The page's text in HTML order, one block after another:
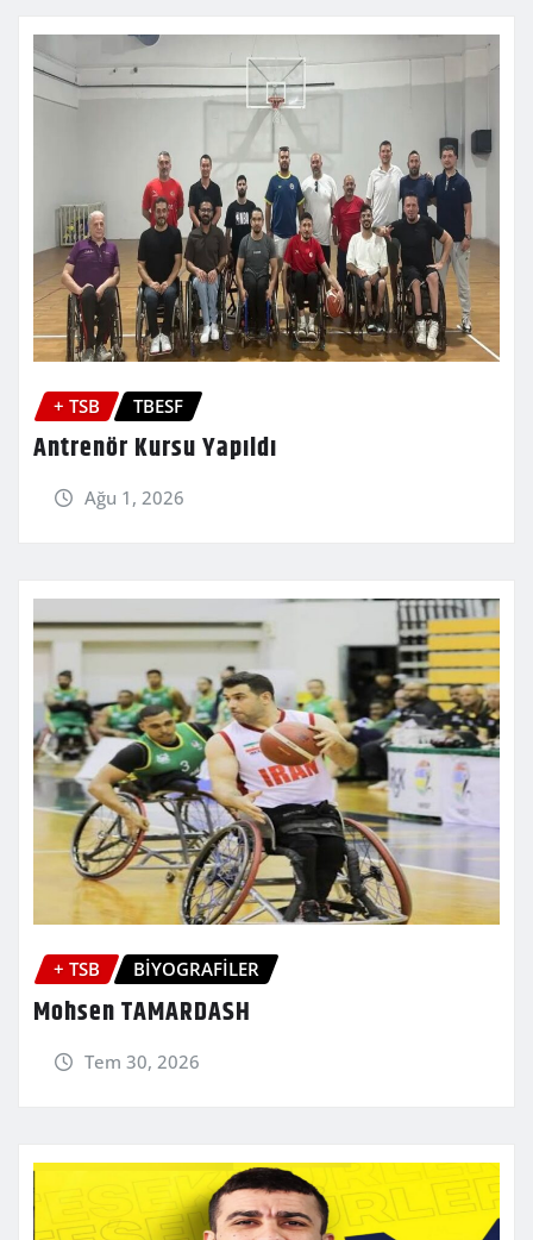
+ TSB TBESF
Antrenör Kursu Yapıldı
Ağu 1, 2026
+ TSB BİYOGRAFİLER
Mohsen TAMARDASH
Tem 30, 2026